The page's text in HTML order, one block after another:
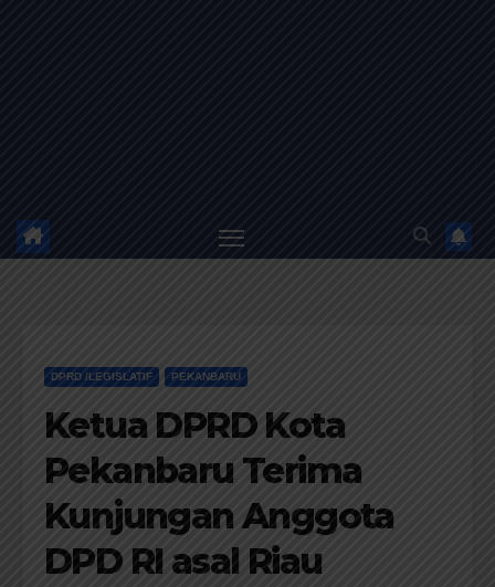
DPRD /LEGISLATIF PEKANBARU
Ketua DPRD Kota
Pekanbaru Terima
Kunjungan Anggota
DPD RI asal Riau